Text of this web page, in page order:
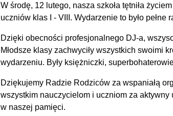
W środę, 12 lutego, nasza szkoła tętniła
uczniów klas I - VIII. Wydarzenie to było
Dzięki obecności profesjonalnego DJ-a,
Młodsze klasy zachwyciły wszystkich swoimi
wydarzeniu. Były księżniczki,
Dziękujemy Radzie Rodziców za wspaniałą
wszystkim nauczycielom i uczniom za aktywny
w naszej pamięci.